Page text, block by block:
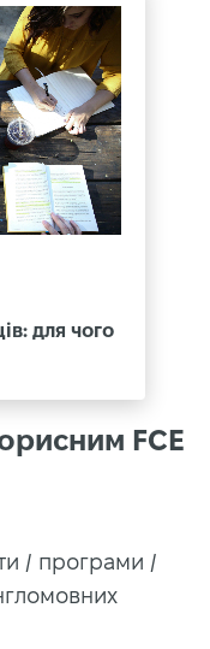
для чого
FCE
/ програми /